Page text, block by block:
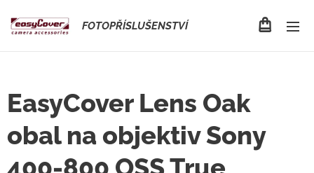
FOTOPŘÍSLUŠENSTVÍ
EasyCover Lens Oak
obal na objektiv Sony